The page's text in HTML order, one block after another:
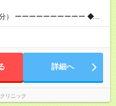
23時間／月
◆残
ーーーーーー 始業時間は11時
の中出社する大変さはありま
詳細へ
リニック